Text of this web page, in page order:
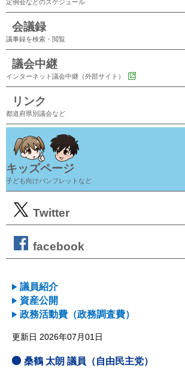
定例会などのスケジュール
会議録
議事録を検索・閲覧
議会中継
インターネット議会中継（外部サイト）
リンク
都道府県別議会など
キッズページ
子ども向けパンフレットなど
Twitter
facebook
議員紹介
資産公開
政務活動費（政務調査費）
更新日 2026年07月01日
桑鶴 太朗 議員（自由民主党）